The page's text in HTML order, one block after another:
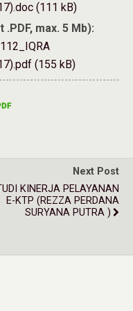
(111 kB)
max. 5 Mb):
(155 kB)
Next Post
KINERJA PELAYANAN
E-KTP (REZZA PERDANA
SURYANA PUTRA )